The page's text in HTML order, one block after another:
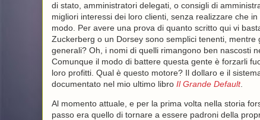
di stato, amministratori delegati, o consigli di
migliori interessi dei loro clienti, senza realizzare che
modo. Per avere una prova di quanto scritto qui vi
Zuckerberg o un Dorsey sono semplici tenenti,
generali? Oh, i nomi di quelli rimangono ben nascosti
Comunque il modo di battere questa gente è forzarli
loro profitti. Qual è questo motore? Il dollaro e il
documentato nel mio ultimo libro Il Grande Default.
Al momento attuale, e per la prima volta nella storia
passo era quello di tornare a essere padroni della